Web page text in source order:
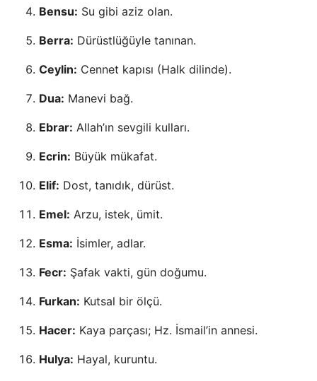
Bensu: Su gibi aziz olan.
Berra: Dürüstlüğüyle tanınan.
Ceylin: Cennet kapısı (Halk dilinde).
Dua: Manevi bağ.
Ebrar: Allah’ın sevgili kulları.
Ecrin: Büyük mükafat.
Elif: Dost, tanıdık, dürüst.
Emel: Arzu, istek, ümit.
Esma: İsimler, adlar.
Fecr: Şafak vakti, gün doğumu.
Furkan: Kutsal bir ölçü.
Hacer: Kaya parçası; Hz. İsmail’in annesi.
Hulya: Hayal, kuruntu.